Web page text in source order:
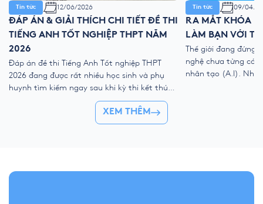
Tin tức 12/06/2026
ĐÁP ÁN & GIẢI THÍCH CHI TIẾT ĐỀ THI
TIẾNG ANH TỐT NGHIỆP THPT NĂM
2026
Đáp án đề thi Tiếng Anh Tốt nghiệp THPT
2026 đang được rất nhiều học sinh và phụ
huynh tìm kiếm ngay sau khi kỳ thi kết thúc.
Để giúp thí sinh nhanh chóng đối chiếu kết
quả và đánh giá bài làm của mình, YOLA cập
nhật đề thi chính thức, đáp án tham […]
Tin tức 09/04/
RA MẮT KHÓA
LÀM BẠN VỚI
Thế giới đang đứng
nghệ chưa từng có
nhân tạo (A.I).
XEM THÊM